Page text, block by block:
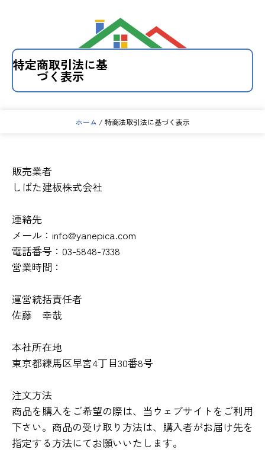
テ
ツ
特定商取引法に基
づく表示
ホーム / 特商法取引法に基づく表示
販売業者
しばた建板株式会社
連絡先
メール：info@yanepica.com
電話番号：03-5848-7338
営業時間：
運営統括責任者
佐藤 幸哉
本社所在地
東京都練馬区早宮4丁目30番8号
注文方法
商品を購入をご希望の際は、当ウェブサイトをご利用
下さい。商品の受け取り方法は、購入者がお届け先を
指定する方法にてお願いいたします。